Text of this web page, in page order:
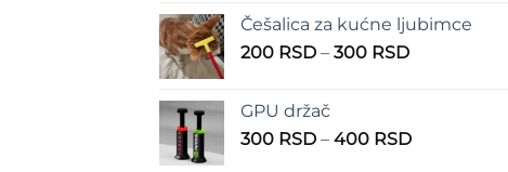
390 RSD
do
Češalica za kućne ljubimce
200 RSD – 300 RSDRaspon
do
GPU držač
300 RSD – 400 RSDRaspon